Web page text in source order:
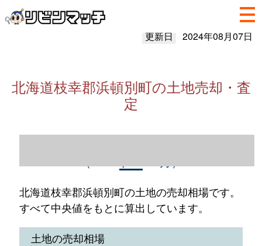
更新日 2024年08月07日
北海道枝幸郡浜頓別町の土地売却・査
定
北海道枝幸郡浜頓別町の土地の売却相場です。
すべて中央値をもとに算出しています。
土地の売却相場